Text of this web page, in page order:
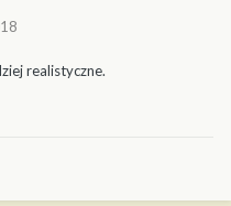
realistyczne.